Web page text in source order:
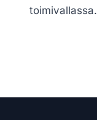
toimivallassa.